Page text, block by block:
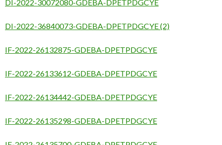
DI-2022-30072080-GDEBA-DPETPDGCYE
DI-2022-36840073-GDEBA-DPETPDGCYE (2)
IF-2022-26132875-GDEBA-DPETPDGCYE
IF-2022-26133612-GDEBA-DPETPDGCYE
IF-2022-26134442-GDEBA-DPETPDGCYE
IF-2022-26135298-GDEBA-DPETPDGCYE